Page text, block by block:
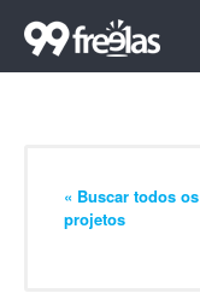
« Buscar todos os
projetos